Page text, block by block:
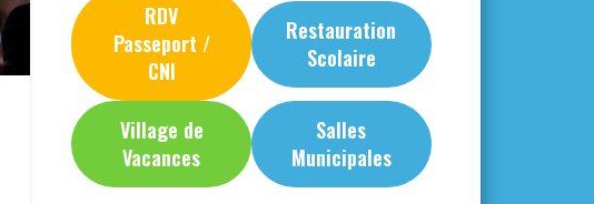
RDV
Passeport /
CNI
Restauration
Scolaire
Village de
Vacances
Salles
Municipales